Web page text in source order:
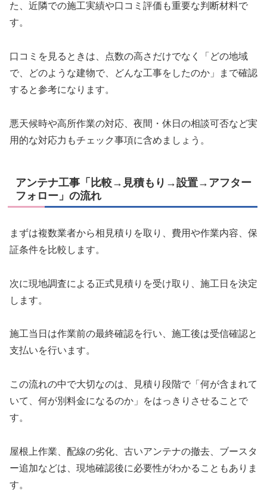
た、近隣での施工実績や口コミ評価も重要な判断材料で
す。
口コミを見るときは、点数の高さだけでなく「どの地域
で、どのような建物で、どんな工事をしたのか」まで確認
すると参考になります。
悪天候時や高所作業の対応、夜間・休日の相談可否など実
用的な対応力もチェック事項に含めましょう。
アンテナ工事「比較→見積もり→設置→アフター
フォロー」の流れ
まずは複数業者から相見積りを取り、費用や作業内容、保
証条件を比較します。
次に現地調査による正式見積りを受け取り、施工日を決定
します。
施工当日は作業前の最終確認を行い、施工後は受信確認と
支払いを行います。
この流れの中で大切なのは、見積り段階で「何が含まれて
いて、何が別料金になるのか」をはっきりさせることで
す。
屋根上作業、配線の劣化、古いアンテナの撤去、ブースタ
ー追加などは、現地確認後に必要性がわかることもありま
す。